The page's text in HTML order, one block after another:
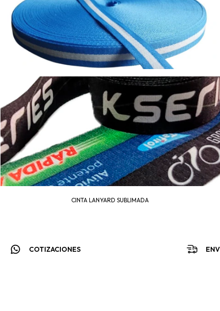
CINTA LANYARD SUBLIMADA
COTIZACIONES